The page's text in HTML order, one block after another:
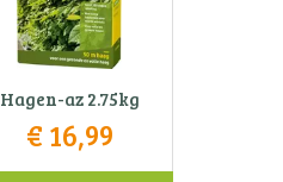
Hagen-az 2.75kg
€ 16,99